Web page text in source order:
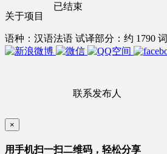
关于项目
语种：汉语法语 试译部分：约 1790 词
联系发布人
已结束
×
用手机扫一扫二维码，轻松分享